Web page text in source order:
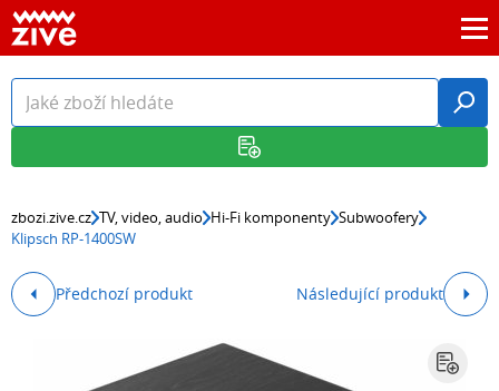
zbozi.zive.cz TV, video, audio Hi-Fi komponenty Subwoofery
Klipsch RP-1400SW
Předchozí produkt Následující produkt